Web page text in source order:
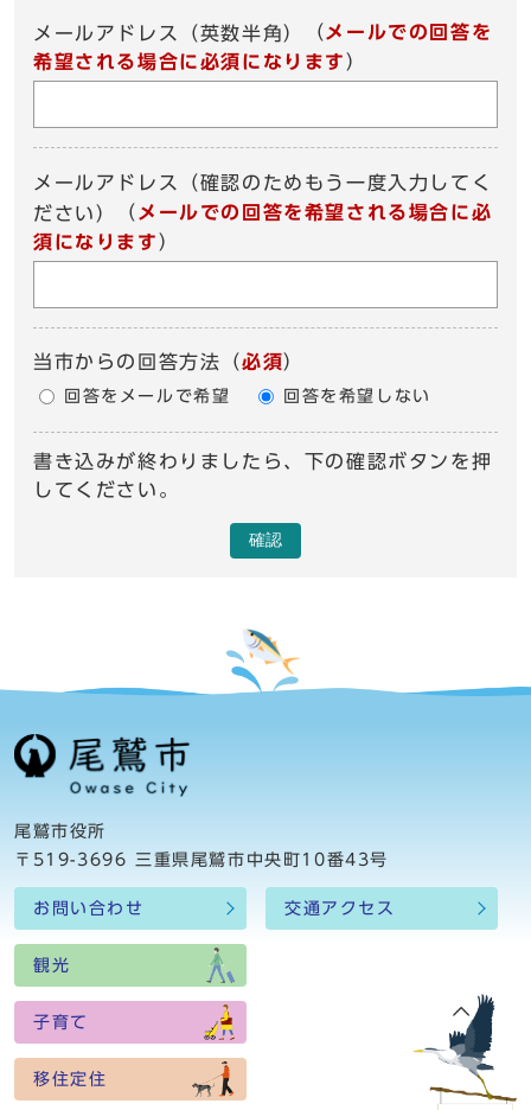
メールアドレス（英数半角） （ メールでの回答を
希望される場合に必須になります ）
メールアドレス（確認のためもう一度入力してく
ださい）
（ メールでの回答を希望される場合に必
須になります ）
当市からの回答方法 （必須）
回答をメールで希望 回答を希望しない
書き込みが終わりましたら、下の確認ボタンを押
してください。
確認
尾鷲市役所
〒519-3696 三重県尾鷲市中央町10番43号
お問い合わせ 交通アクセス
観光
子育て
移住定住